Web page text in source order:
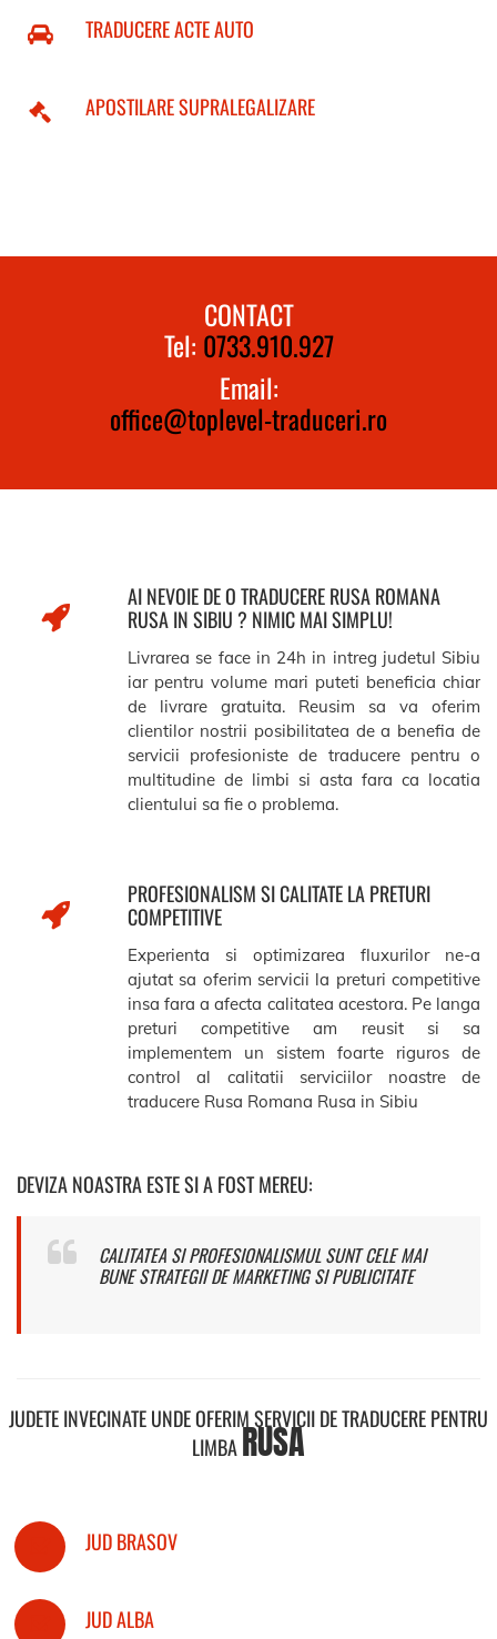
TRADUCERE ACTE AUTO
APOSTILARE SUPRALEGALIZARE
CONTACT
Tel: 0733.910.927
Email:
office@toplevel-traduceri.ro
AI NEVOIE DE O TRADUCERE RUSA ROMANA
RUSA IN SIBIU ? NIMIC MAI SIMPLU!
Livrarea se face in 24h in intreg judetul Sibiu
iar pentru volume mari puteti beneficia chiar
de livrare gratuita. Reusim sa va oferim
clientilor nostrii posibilitatea de a benefia de
servicii profesioniste de traducere pentru o
multitudine de limbi si asta fara ca locatia
clientului sa fie o problema.
PROFESIONALISM SI CALITATE LA PRETURI
COMPETITIVE
Experienta si optimizarea fluxurilor ne-a
ajutat sa oferim servicii la preturi competitive
insa fara a afecta calitatea acestora. Pe langa
preturi competitive am reusit si sa
implementem un sistem foarte riguros de
control al calitatii serviciilor noastre de
traducere Rusa Romana Rusa in Sibiu
DEVIZA NOASTRA ESTE SI A FOST MEREU:
CALITATEA SI PROFESIONALISMUL SUNT CELE MAI
BUNE STRATEGII DE MARKETING SI PUBLICITATE
JUDETE INVECINATE UNDE OFERIM SERVICII DE TRADUCERE PENTRU
LIMBARUSA
JUD BRASOV
JUD ALBA